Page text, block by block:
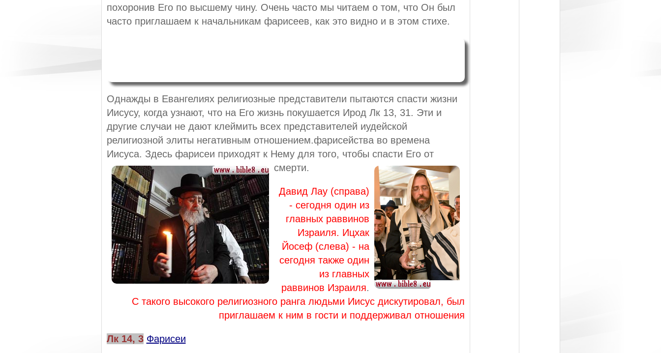
похоронив Его по высшему чину. Очень часто мы читаем о том, что Он был
часто приглашаем к начальникам фарисеев, как это видно и в этом стихе.
Однажды в Евангелиях религиозные представители пытаются спасти жизни
Иисусу, когда узнают, что на Его жизнь покушается Ирод Лк 13, 31. Эти и
другие случаи не дают клеймить всех представителей иудейской
религиозной элиты негативным отношением.фарисейства во времена
Иисуса. Здесь фарисеи приходят к Нему для того, чтобы спасти Его от
смерти.
Давид Лау (справа)
- сегодня один из
главных раввинов
Израиля. Ицхак
Йосеф (слева) - на
сегодня также один
из главных
раввинов Израиля.
С такого высокого религиозного ранга людьми Иисус дискутировал, был
приглашаем к ним в гости и поддерживал отношения
Лк 14, 3 Фарисеи